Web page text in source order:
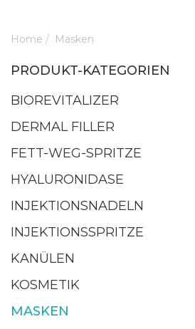
WEITER
Home / Masken
PRODUKT-KATEGORIEN
BIOREVITALIZER
DERMAL FILLER
FETT-WEG-SPRITZE
HYALURONIDASE
INJEKTIONSNADELN
INJEKTIONSSPRITZE
KANÜLEN
KOSMETIK
MASKEN